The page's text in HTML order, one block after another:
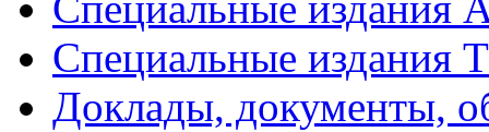
Специальные издания
Доклады, документы,